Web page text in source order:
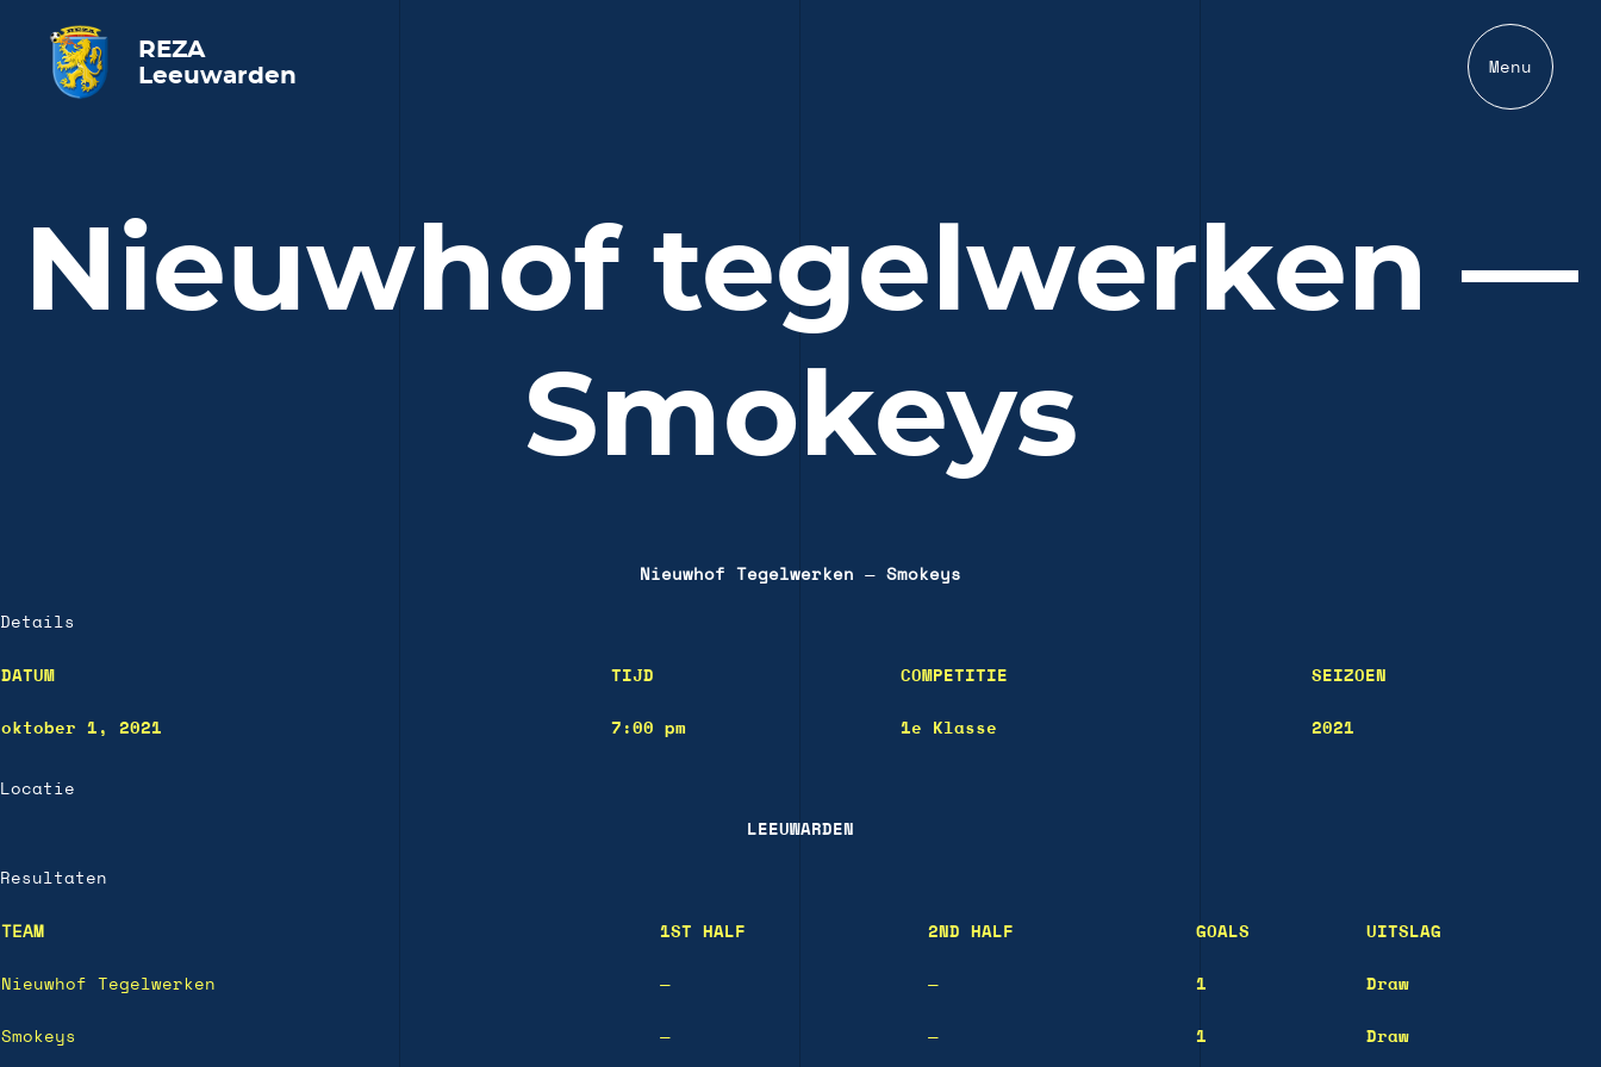
REZA
Leeuwarden
Menu
Nieuwhof tegelwerken —
Smokeys
Nieuwhof Tegelwerken — Smokeys
Details
DATUM TIJD COMPETITIE SEIZOEN
oktober 1, 2021 7:00 pm 1e Klasse 2021
Locatie
LEEUWARDEN
Resultaten
TEAM 1ST HALF 2ND HALF GOALS UITSLAG
Nieuwhof Tegelwerken — — 1 Draw
Smokeys — — 1 Draw